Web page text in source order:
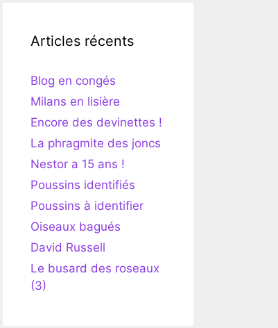
Articles récents
Blog en congés
Milans en lisière
Encore des devinettes !
La phragmite des joncs
Nestor a 15 ans !
Poussins identifiés
Poussins à identifier
Oiseaux bagués
David Russell
Le busard des roseaux
(3)